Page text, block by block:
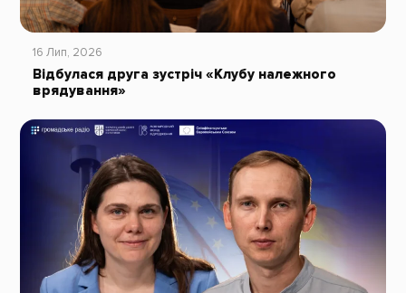
16 Лип, 2026
Відбулася друга зустріч «Клубу належного
врядування»